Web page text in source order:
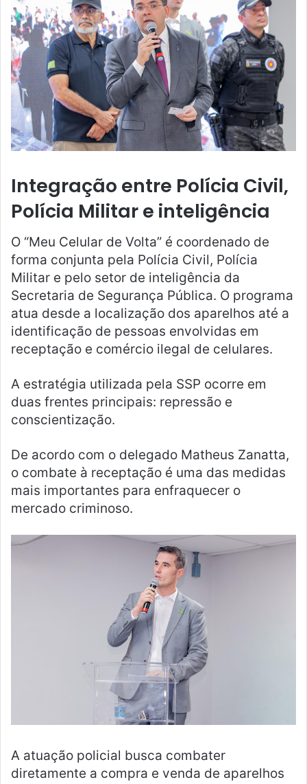
Integração entre Polícia Civil,
Polícia Militar e inteligência
O “Meu Celular de Volta” é coordenado de
forma conjunta pela Polícia Civil, Polícia
Militar e pelo setor de inteligência da
Secretaria de Segurança Pública. O programa
atua desde a localização dos aparelhos até a
identificação de pessoas envolvidas em
receptação e comércio ilegal de celulares.
A estratégia utilizada pela SSP ocorre em
duas frentes principais: repressão e
conscientização.
De acordo com o delegado Matheus Zanatta,
o combate à receptação é uma das medidas
mais importantes para enfraquecer o
mercado criminoso.
A atuação policial busca combater
diretamente a compra e venda de aparelhos